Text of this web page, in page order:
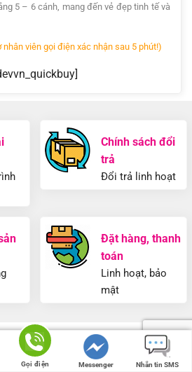
5 – 6 cánh, mang đến vẻ đẹp tinh tế và
viên gọi điện xác nhận sau 5 phút!)
Chính sách đổi
trả
Đổi trả linh hoạt
Đặt hàng, thanh
toán
Linh hoạt, bảo
mật
Thông tin
Gọi điện Messenger Nhắn tin SMS